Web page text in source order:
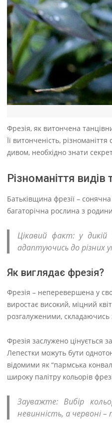
Фрезія, як витончена
Її витонченість,
дивом, необхідно знати
Різноманіття видів
Батьківщина фрезії –
багаторічна рослина з
Цікавий факт: у
адаптуючись до різних
Як виглядає фрезія?
Фрезія – неперевершена у
виростає високий, міцний
розгалуженими, складаючись
Фрезія заслужено цінується
Лепестки можуть бути
відомими як “пармська
широку палітру кольорів
Зауважте: Вибір
невинність, а червоні